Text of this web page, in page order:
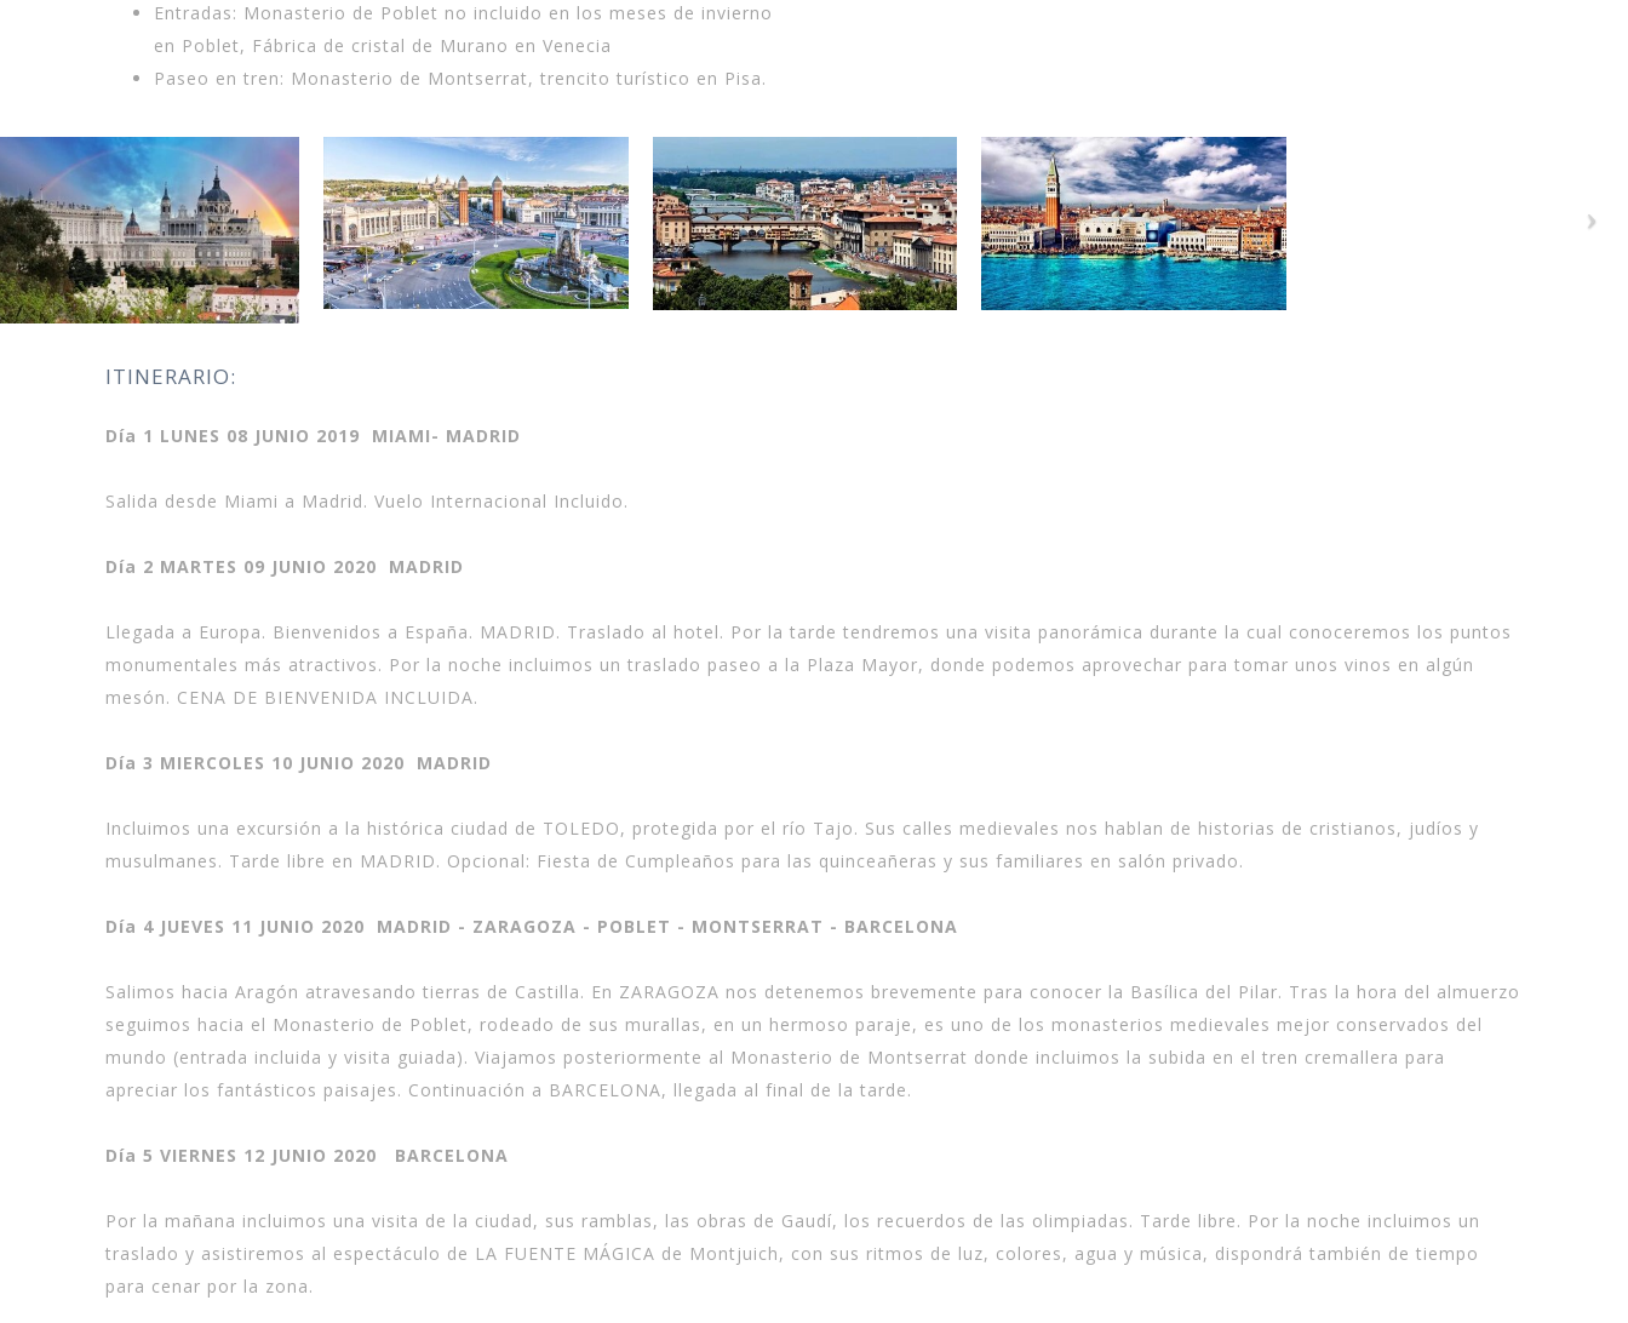
Entradas: Monasterio de Poblet no incluido en los meses de invierno
en Poblet, Fábrica de cristal de Murano en Venecia
Paseo en tren: Monasterio de Montserrat, trencito turístico en Pisa.
ITINERARIO:
Día 1 LUNES 08 JUNIO 2019 MIAMI- MADRID
Salida desde Miami a Madrid. Vuelo Internacional Incluido.
Día 2 MARTES 09 JUNIO 2020 MADRID
Llegada a Europa. Bienvenidos a España. MADRID. Traslado al hotel. Por la tarde tendremos una visita panorámica durante la cual conoceremos los puntos
monumentales más atractivos. Por la noche incluimos un traslado paseo a la Plaza Mayor, donde podemos aprovechar para tomar unos vinos en algún
mesón. CENA DE BIENVENIDA INCLUIDA.
Día 3 MIERCOLES 10 JUNIO 2020 MADRID
Incluimos una excursión a la histórica ciudad de TOLEDO, protegida por el río Tajo. Sus calles medievales nos hablan de historias de cristianos, judíos y
musulmanes. Tarde libre en MADRID. Opcional: Fiesta de Cumpleaños para las quinceañeras y sus familiares en salón privado.
Día 4 JUEVES 11 JUNIO 2020 MADRID - ZARAGOZA - POBLET - MONTSERRAT - BARCELONA
Salimos hacia Aragón atravesando tierras de Castilla. En ZARAGOZA nos detenemos brevemente para conocer la Basílica del Pilar. Tras la hora del almuerzo
seguimos hacia el Monasterio de Poblet, rodeado de sus murallas, en un hermoso paraje, es uno de los monasterios medievales mejor conservados del
mundo (entrada incluida y visita guiada). Viajamos posteriormente al Monasterio de Montserrat donde incluimos la subida en el tren cremallera para
apreciar los fantásticos paisajes. Continuación a BARCELONA, llegada al final de la tarde.
Día 5 VIERNES 12 JUNIO 2020 BARCELONA
Por la mañana incluimos una visita de la ciudad, sus ramblas, las obras de Gaudí, los recuerdos de las olimpiadas. Tarde libre. Por la noche incluimos un
traslado y asistiremos al espectáculo de LA FUENTE MÁGICA de Montjuich, con sus ritmos de luz, colores, agua y música, dispondrá también de tiempo
para cenar por la zona.